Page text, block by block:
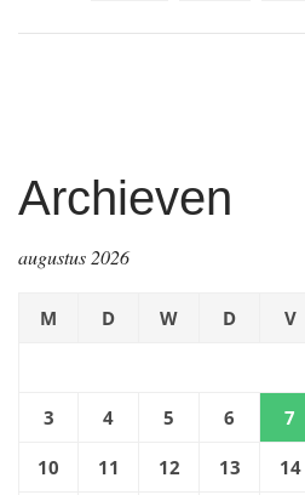
Archieven
augustus 2026
M D W D V
3 4 5 6 7
10 11 12 13 14